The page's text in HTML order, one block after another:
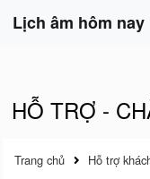
Lịch âm hôm nay
HỖ TRỢ -
Trang chủ Hỗ trợ